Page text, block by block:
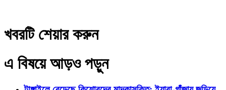
খবরটি শেয়ার করুন
এ বিষয়ে আড়ও পড়ুন